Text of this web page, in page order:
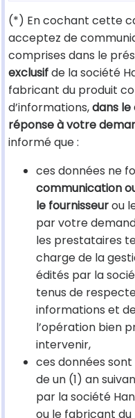
(*) En cochant cette
acceptez de
comprises dans le
exclusifde la société
fabricant du produit
d’informations,dans
réponse à votre
informé que :
ces données ne
communication
le fournisseurou
par votre
les prestataires
charge de la
édités par la
tenus de
informations et
l’opération bien
intervenir,
ces données
de un (1) an
par la société
ou le fabricant